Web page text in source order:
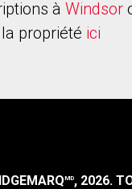
à Windsor
propriété ici
MD, 2026.